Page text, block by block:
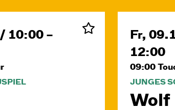
10:00 –
Fr,
12:00
09:00
JUNGES
Wolf